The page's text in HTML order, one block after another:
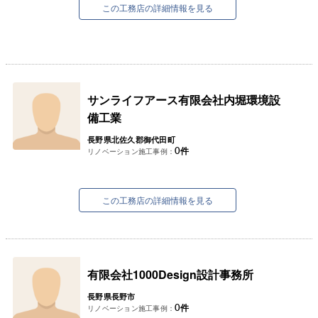
この工務店の詳細情報を見る
サンライフアース有限会社内堀環境設
備工業
長野県北佐久郡御代田町
リノベーション施工事例： 0件
この工務店の詳細情報を見る
有限会社1000Design設計事務所
長野県長野市
リノベーション施工事例： 0件